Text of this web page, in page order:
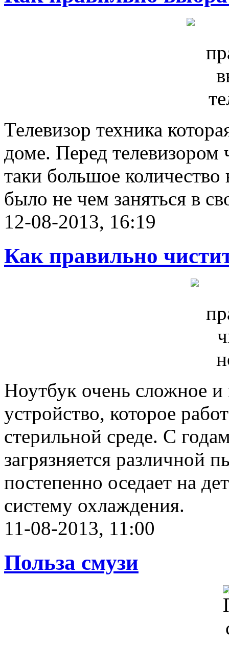
Телевизор техника
доме. Перед телевизором
таки большое количество
было не чем заняться в
12-08-2013, 16:19
Как правильно
Ноутбук очень сложное и
устройство, которое
стерильной среде. С
загрязняется различной
постепенно оседает на
систему охлаждения.
11-08-2013, 11:00
Польза смузи